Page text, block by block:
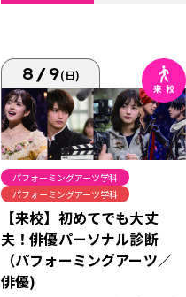
8/9(日)
パフォーミングアーツ学科
パフォーミングアーツ学科
【来校】初めてでも大丈
夫！俳優パーソナル診断
（パフォーミングアーツ／
俳優)